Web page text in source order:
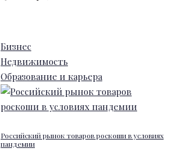
Бизнес
Недвижимость
Образование и карьера
Российский рынок товаров роскоши в условиях
пандемии